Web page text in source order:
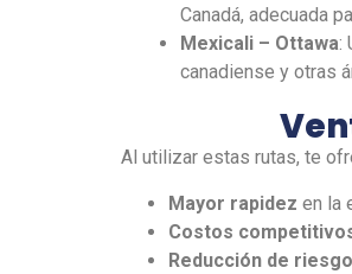
Canadá, adecuada
Mexicali – Ottawa:
canadiense y otras
Al utilizar estas rutas, te
Mayor rapidez en la
Costos
Reducción de